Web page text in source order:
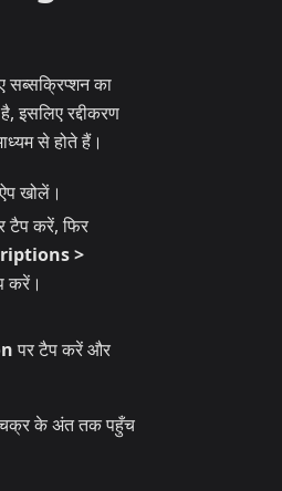
सब्सक्रिप्शन का
इसलिए रद्दीकरण
से होते हैं।
खोलें।
टैप करें, फिर
>
करें।
पर टैप करें और
चक्र के अंत तक पहुँच